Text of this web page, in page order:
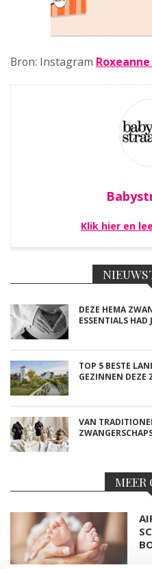
Bron: Instagram
Klik hier en
DEZE HEMA
ESSENTIALS HAD
TOP 5 BESTE
GEZINNEN DEZE
VAN
MEER